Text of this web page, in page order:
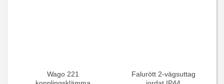
Wago 221
Falurött 2-vägsuttag